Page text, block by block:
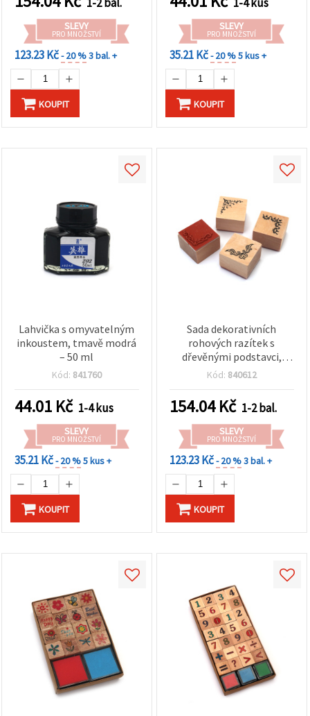
Přijmout
Nastavení
SLEVY
PRO MNOŽSTVÍ
123.23 Kč- 20 %3 bal. +
KOUPIT
SLEVY
PRO MNOŽSTVÍ
35.21 Kč- 20 %5 kus +
KOUPIT
Lahvička s omyvatelným
inkoustem, tmavě modrá
– 50 ml
Kód: 841760
44.01 Kč 1-4 kus
SLEVY
PRO MNOŽSTVÍ
35.21 Kč- 20 %5 kus +
KOUPIT
Sada dekorativních
rohových razítek s
dřevěnými podstavci,
květinové ornamenty, 30
Kód: 840612
154.04Kč 1-2 bal.
SLEVY
PRO MNOŽSTVÍ
123.23 Kč- 20 %3 bal. +
KOUPIT